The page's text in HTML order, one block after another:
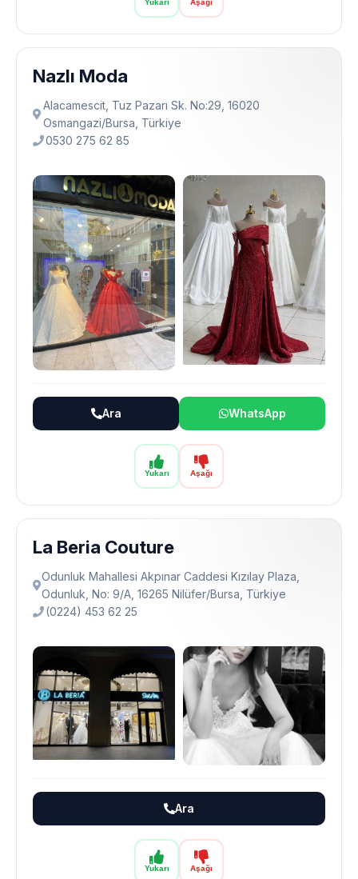
Yukarı Aşağı
Yukarı Aşağı
Nazlı Moda
Alacamescit, Tuz Pazarı Sk. No:29, 16020
Osmangazi̇/Bursa, Türkiye
0530 275 62 85
Ara WhatsApp
Yukarı Aşağı
La Beria Couture
Odunluk Mahallesi Akpınar Caddesi Kızılay Plaza,
Odunluk, No: 9/A, 16265 Ni̇lüfer/Bursa, Türkiye
(0224) 453 62 25
Ara